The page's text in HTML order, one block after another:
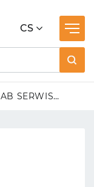
CS
AB SERWIS